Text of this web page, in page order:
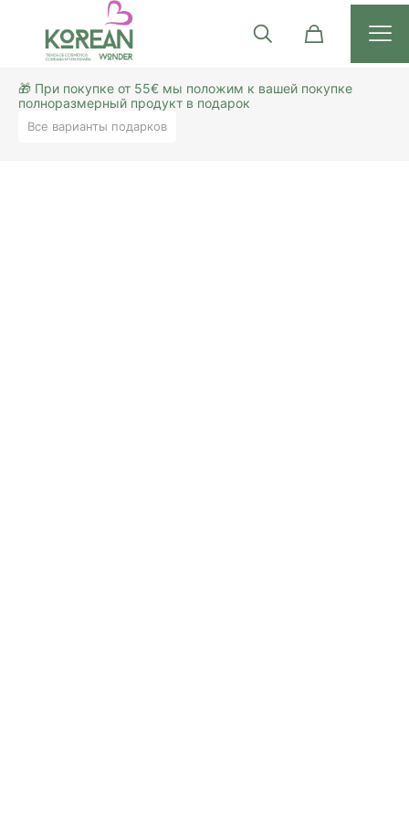
🎁 При покупке от 55€ мы положим к вашей покупке
полноразмерный продукт в подарок
Все варианты подарков